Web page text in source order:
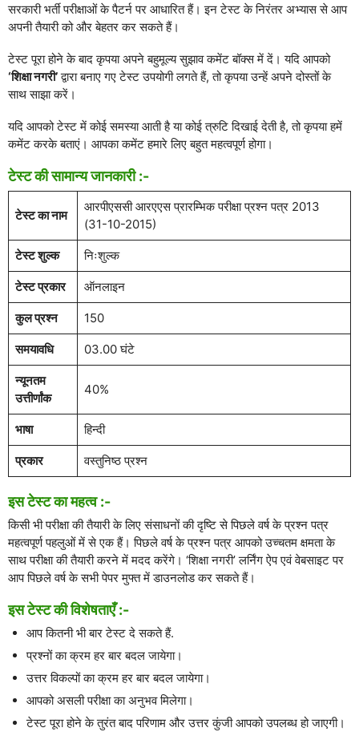
सरकारी भर्ती परीक्षाओं के पैटर्न पर आधारित हैं। इन टेस्ट के निरंतर अभ्यास से आप
अपनी तैयारी को और बेहतर कर सकते हैं।
टेस्ट पूरा होने के बाद कृपया अपने बहुमूल्य सुझाव कमेंट बॉक्स में दें। यदि आपको
‘शिक्षा नगरी’द्वारा बनाए गए टेस्ट उपयोगी लगते हैं, तो कृपया उन्हें अपने दोस्तों के
साथ साझा करें।
यदि आपको टेस्ट में कोई समस्या आती है या कोई त्रुटि दिखाई देती है, तो कृपया हमें
कमेंट करके बताएं। आपका कमेंट हमारे लिए बहुत महत्वपूर्ण होगा।
टेस्ट की सामान्य जानकारी :-
टेस्ट का नाम
आरपीएससी आरएएस प्रारम्भिक परीक्षा प्रश्न पत्र 2013
(31-10-2015)
टेस्ट शुल्क निःशुल्क
टेस्ट प्रकार ऑनलाइन
कुल प्रश्न 150
समयावधि 03.00 घंटे
न्यूनतम
उत्तीर्णांक
40%
भाषा हिन्दी
प्रकार वस्तुनिष्ठ प्रश्न
इस टेस्ट का महत्व :-
किसी भी परीक्षा की तैयारी के लिए संसाधनों की दृष्टि से पिछले वर्ष के प्रश्न पत्र
महत्वपूर्ण पहलुओं में से एक हैं। पिछले वर्ष के प्रश्न पत्र आपको उच्चतम क्षमता के
साथ परीक्षा की तैयारी करने में मदद करेंगे। ‘शिक्षा नगरी’ लर्निंग ऐप एवं वेबसाइट पर
आप पिछले वर्ष के सभी पेपर मुफ्त में डाउनलोड कर सकते हैं।
इस टेस्ट की विशेषताएँ :-
आप कितनी भी बार टेस्ट दे सकते हैं.
प्रश्नों का क्रम हर बार बदल जायेगा।
उत्तर विकल्पों का क्रम हर बार बदल जायेगा।
आपको असली परीक्षा का अनुभव मिलेगा।
टेस्ट पूरा होने के तुरंत बाद परिणाम और उत्तर कुंजी आपको उपलब्ध हो जाएगी।